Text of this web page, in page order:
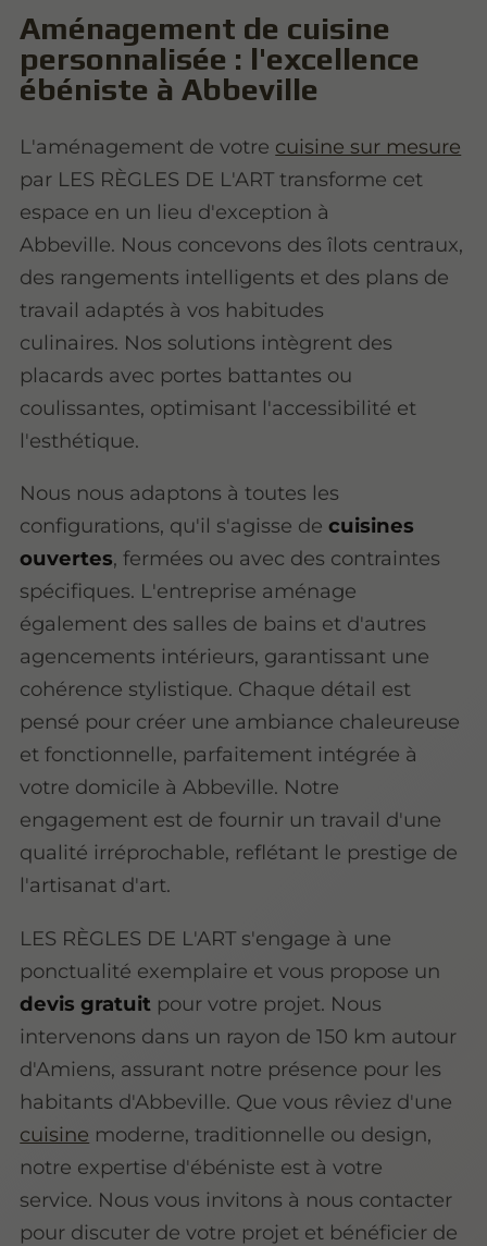
Aménagement de cuisine
personnalisée : l'excellence
ébéniste à Abbeville
L'aménagement de votre cuisine sur mesure
par LES RÈGLES DE L'ART transforme cet
espace en un lieu d'exception à
Abbeville. Nous concevons des îlots centraux,
des rangements intelligents et des plans de
travail adaptés à vos habitudes
culinaires. Nos solutions intègrent des
placards avec portes battantes ou
coulissantes, optimisant l'accessibilité et
l'esthétique.
Nous nous adaptons à toutes les
configurations, qu'il s'agisse decuisines
ouvertes, fermées ou avec des contraintes
spécifiques. L'entreprise aménage
également des salles de bains et d'autres
agencements intérieurs, garantissant une
cohérence stylistique. Chaque détail est
pensé pour créer une ambiance chaleureuse
et fonctionnelle, parfaitement intégrée à
votre domicile à Abbeville. Notre
engagement est de fournir un travail d'une
qualité irréprochable, reflétant le prestige de
l'artisanat d'art.
LES RÈGLES DE L'ART s'engage à une
ponctualité exemplaire et vous propose un
devis gratuit pour votre projet. Nous
intervenons dans un rayon de 150 km autour
d'Amiens, assurant notre présence pour les
habitants d'Abbeville. Que vous rêviez d'une
cuisine moderne, traditionnelle ou design,
notre expertise d'ébéniste est à votre
service. Nous vous invitons à nous contacter
pour discuter de votre projet et bénéficier de